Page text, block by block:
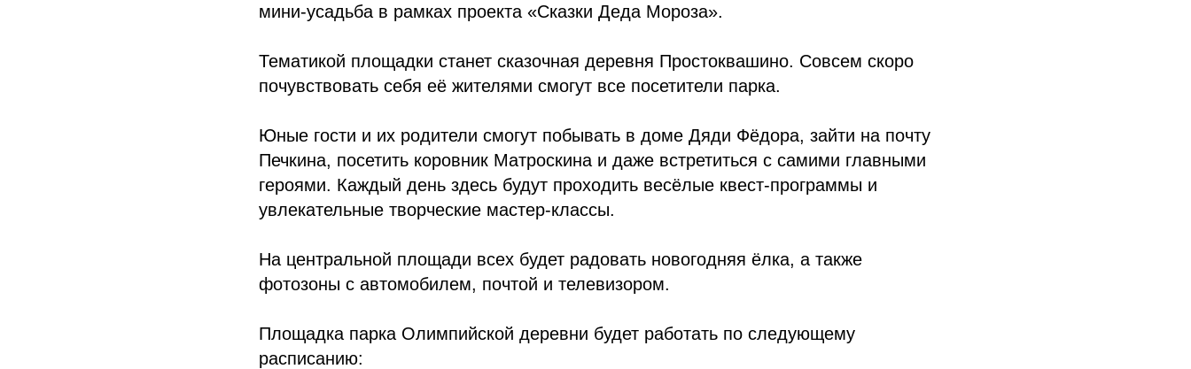
мини-усадьба в рамках проекта «Сказки Деда Мороза».
Тематикой площадки станет сказочная деревня Простоквашино. Совсем скоро
почувствовать себя её жителями смогут все посетители парка.
Юные гости и их родители смогут побывать в доме Дяди Фёдора, зайти на почту
Печкина, посетить коровник Матроскина и даже встретиться с самими главными
героями. Каждый день здесь будут проходить весёлые квест-программы и
увлекательные творческие мастер-классы.
На центральной площади всех будет радовать новогодняя ёлка, а также
фотозоны с автомобилем, почтой и телевизором.
Площадка парка Олимпийской деревни будет работать по следующему
расписанию: